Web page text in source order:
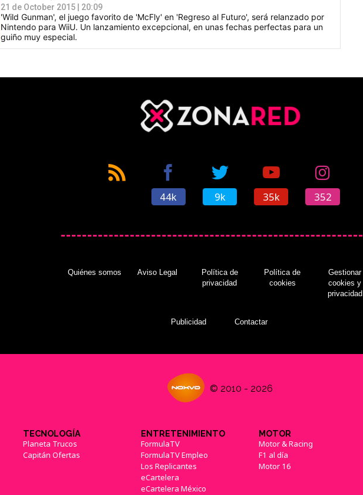
21 de October 2015 | 20:09
'Wild Gunman', el juego favorito de 'McFly' en 'Regreso al Futuro', será relanzado por
Nintendo para WiiU. Un lanzamiento excepcional, en unas fechas perfectas para un
guiño muy especial.
44k 9k 35k 352
Quiénes somos Aviso Legal
Política de
privacidad
Política de
cookies
Gestionar
cookies y
privacidad
Publicidad Contactar
© 2010 - 2026
TECNOLOGÍA
Planeta Trucos
Capitán Ofertas
ENTRETENIMIENTO
FormulaTV
FormulaTV Empleo
Los Replicantes
eCartelera
eCartelera México
MOTOR
Motor & Racing
F1 al día
Motor 16